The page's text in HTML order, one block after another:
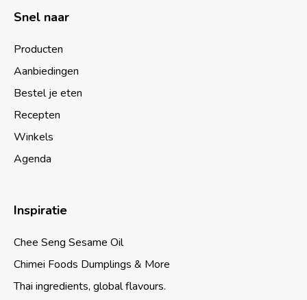
Snel naar
Producten
Aanbiedingen
Bestel je eten
Recepten
Winkels
Agenda
Inspiratie
Chee Seng Sesame Oil
Chimei Foods Dumplings & More
Thai ingredients, global flavours.